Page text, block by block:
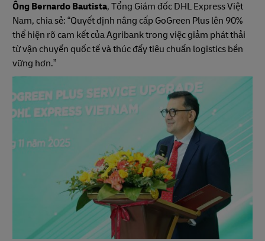
Ông Bernardo Bautista, Tổng Giám đốc DHL Express Việt
Nam, chia sẻ: “Quyết định nâng cấp GoGreen Plus lên 90%
thể hiện rõ cam kết của Agribank trong việc giảm phát thải
từ vận chuyển quốc tế và thúc đẩy tiêu chuẩn logistics bền
vững hơn.”